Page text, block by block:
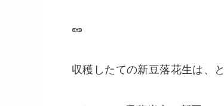
🥜
収穫したての新豆落花生は、